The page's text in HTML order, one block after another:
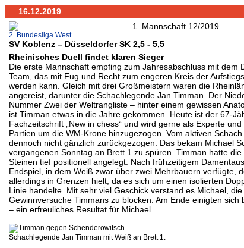
16.12.2019
2. Bundesliga West
SV Koblenz – Düsseldorfer SK 2,5 - 5,5
Rheinisches Duell findet klaren Sieger
Die erste Mannschaft empfing zum Jahresabschluss mit dem
Team, das mit Fug und Recht zum engeren Kreis der
werden kann. Gleich mit drei Großmeistern waren die
angereist, darunter die Schachlegende Jan Timman. Der
Nummer Zwei der Weltrangliste – hinter einem gewissen
ist Timman etwas in die Jahre gekommen. Heute ist der 67-
Fachzeitschrift „New in chess“ und wird gerne als Experte
Partien um die WM-Krone hinzugezogen. Vom aktiven
dennoch nicht gänzlich zurückgezogen. Das bekam Michael
vergangenen Sonntag an Brett 1 zu spüren. Timman hatte
Steinen tief positionell angelegt. Nach frühzeitigem
Endspiel, in dem Weiß zwar über zwei Mehrbauern verfügte,
allerdings in Grenzen hielt, da es sich um einen isolierten
Linie handelte. Mit sehr viel Geschick verstand es Michael,
Gewinnversuche Timmans zu blocken. Am Ende einigten sich
– ein erfreuliches Resultat für Michael.
Schachlegende Jan Timman mit Weiß an Brett 1.